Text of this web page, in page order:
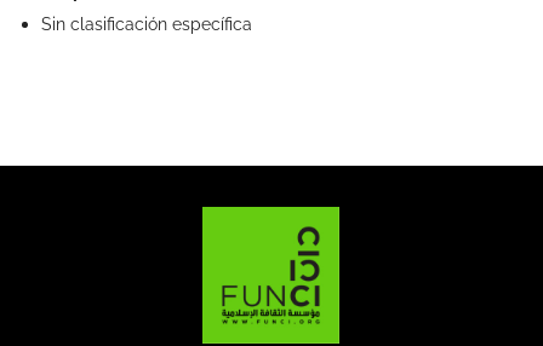
Sin clasificación específica